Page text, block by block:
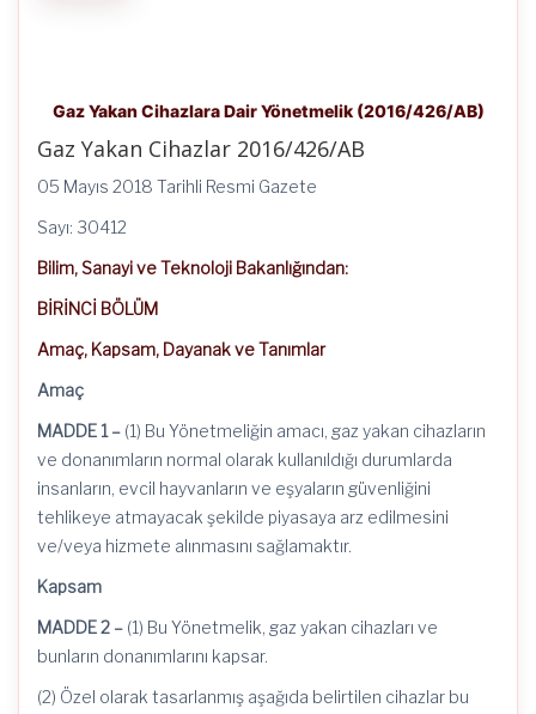
Gaz Yakan Cihazlara Dair Yönetmelik (2016/426/AB)
Gaz Yakan Cihazlar 2016/426/AB
05 Mayıs 2018 Tarihli Resmi Gazete
Sayı: 30412
Bilim, Sanayi ve Teknoloji Bakanlığından:
BİRİNCİ BÖLÜM
Amaç, Kapsam, Dayanak ve Tanımlar
Amaç
MADDE 1 – (1) Bu Yönetmeliğin amacı, gaz yakan cihazların
ve donanımların normal olarak kullanıldığı durumlarda
insanların, evcil hayvanların ve eşyaların güvenliğini
tehlikeye atmayacak şekilde piyasaya arz edilmesini
ve/veya hizmete alınmasını sağlamaktır.
Kapsam
MADDE 2 – (1) Bu Yönetmelik, gaz yakan cihazları ve
bunların donanımlarını kapsar.
(2) Özel olarak tasarlanmış aşağıda belirtilen cihazlar bu